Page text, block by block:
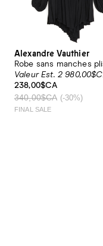
Alexandre Vauthier
Robe sans manches
Valeur Est. 2
238,00$CA
340,00$CA (-30%)
FINAL SALE